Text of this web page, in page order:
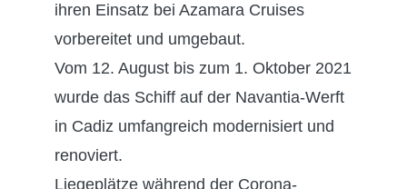
ihren Einsatz bei Azamara Cruises
vorbereitet und umgebaut.
Vom 12. August bis zum 1. Oktober 2021
wurde das Schiff auf der Navantia-Werft
in Cadiz umfangreich modernisiert und
renoviert.
Liegeplätze während der Corona-